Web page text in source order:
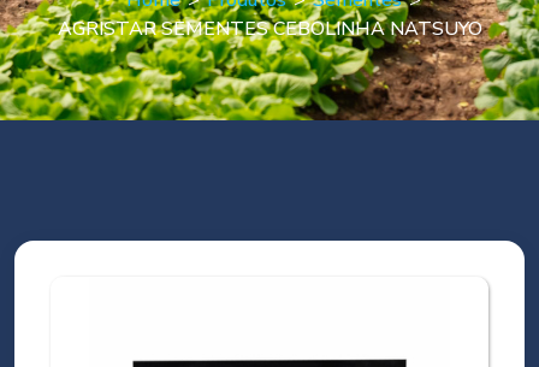
AGRISTAR SEMENTES CEBOLINHA NATSUYO